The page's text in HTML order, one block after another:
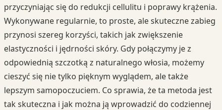
przyczyniając się do redukcji cellulitu i poprawy krążenia.
Wykonywane regularnie, to proste, ale skuteczne zabieg
przynosi szereg korzyści, takich jak zwiększenie
elastyczności i jędrności skóry. Gdy połączymy je z
odpowiednią szczotką z naturalnego włosia, możemy
cieszyć się nie tylko pięknym wyglądem, ale także
lepszym samopoczuciem. Co sprawia, że ta metoda jest
tak skuteczna i jak można ją wprowadzić do codziennej